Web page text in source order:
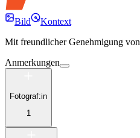
Bild
Kontext
Mit freundlicher Genehmigung von
Anmerkungen
Fotograf:in
1